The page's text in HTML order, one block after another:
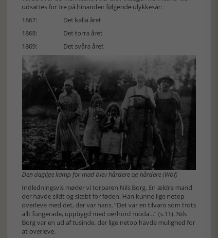
udsattes for tre på hinanden følgende ulykkesår:
1867: Det kalla året
1868: Det torra året
1869: Det svåra året
Den daglige kamp for mad blev hårdere og hårdere (Wbf)
Indledningsvis møder vi torparen Nils Borg. En ældre mand
der havde slidt og slæbt for føden. Han kunne lige netop
overleve med det, der var hans. ”Det var en tilvaro som trots
allt fungerade, uppbygd med oerhörd möda…” (s.11). Nils
Borg var en ud af tusinde, der lige netop havde mulighed for
at overleve.